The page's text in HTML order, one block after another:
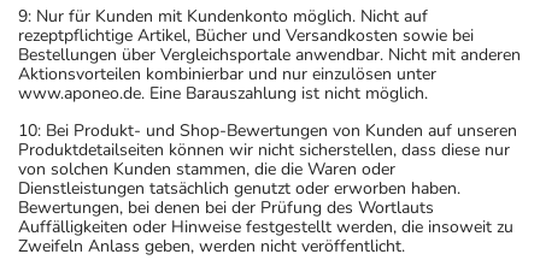
Fleisch)!
- Vorsicht bei einer Unverträglichkeit gegenüber
Saccharose. Wenn Sie eine Diabetes-Diät einhalten
müssen, sollten Sie den Zuckergehalt berücksichtigen.
- Es kann Arzneimittel geben, mit denen
Wechselwirkungen auftreten. Sie sollten deswegen
generell vor der Behandlung mit einem neuen
Arzneimittel jedes andere, das Sie bereits anwenden,
dem Arzt oder Apotheker angeben. Das gilt auch für
9: Nur für Kunden mit Kundenkonto möglich. Nicht auf
rezeptpflichtige Artikel, Bücher und Versandkosten sowie bei
Bestellungen über Vergleichsportale anwendbar. Nicht mit anderen
Aktionsvorteilen kombinierbar und nur einzulösen unter
www.aponeo.de. Eine Barauszahlung ist nicht möglich.
10: Bei Produkt- und Shop-Bewertungen von Kunden auf unseren
Produktdetailseiten können wir nicht sicherstellen, dass diese nur
von solchen Kunden stammen, die die Waren oder
Dienstleistungen tatsächlich genutzt oder erworben haben.
Bewertungen, bei denen bei der Prüfung des Wortlauts
Auffälligkeiten oder Hinweise festgestellt werden, die insoweit zu
Zweifeln Anlass geben, werden nicht veröffentlicht.